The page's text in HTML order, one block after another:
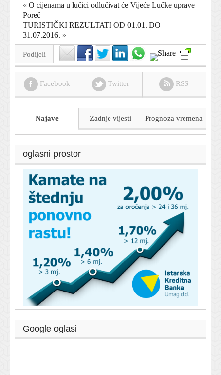
« O cijenama u lučici odlučivat će Vijeće Lučke uprave
Poreč
TURISTIČKI REZULTATI OD 01.01. DO
31.07.2016. »
Podijeli
Facebook Twitter RSS
Najave Zadnje vijesti Prognoza vremena
oglasni prostor
Google oglasi